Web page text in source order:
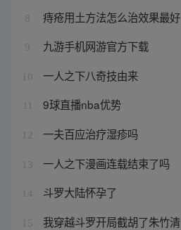
8 痔疮用土方法怎么治效果最好
9 九游手机网游官方下载
10 一人之下八奇技由来
9球直播nba优势
12 一夫百应治疗湿疹吗
13 一人之下漫画连载结束了吗
14 斗罗大陆怀孕了
15 我穿越斗罗开局截胡了朱竹清